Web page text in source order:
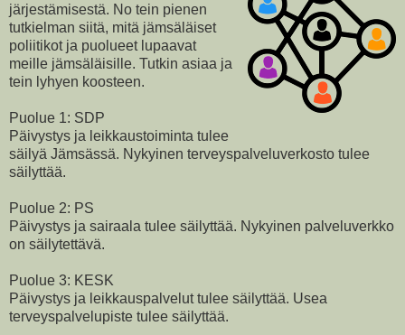
järjestämisestä. No tein pienen
tutkielman siitä, mitä jämsäläiset
poliitikot ja puolueet lupaavat
meille jämsäläisille. Tutkin asiaa ja
tein lyhyen koosteen.
Puolue 1: SDP
Päivystys ja leikkaustoiminta tulee
säilyä Jämsässä. Nykyinen terveyspalveluverkosto tulee
säilyttää.
Puolue 2: PS
Päivystys ja sairaala tulee säilyttää. Nykyinen palveluverkko
on säilytettävä.
Puolue 3: KESK
Päivystys ja leikkauspalvelut tulee säilyttää. Usea
terveyspalvelupiste tulee säilyttää.